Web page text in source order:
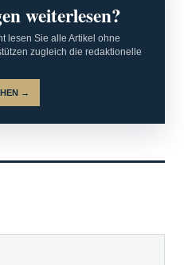
weiterlesen?
lesen Sie alle Artikel ohne
zugleich die redaktionelle
→